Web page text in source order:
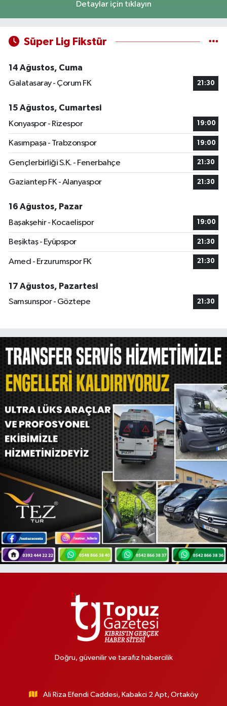
Detaylar için tıklayın
Süper Lig Fikstür
14 Ağustos, Cuma
Galatasaray - Çorum FK
21:30
15 Ağustos, Cumartesi
Konyaspor - Rizespor
19:00
Kasımpaşa - Trabzonspor 19:00
Gençlerbirliği S.K. - Fenerbahçe 21:30
Gaziantep FK - Alanyaspor 21:30
16 Ağustos, Pazar
Başakşehir - Kocaelispor
19:00
Beşiktaş - Eyüpspor 21:30
Amed - Erzurumspor FK 21:30
17 Ağustos, Pazartesi
Samsunspor - Göztepe
21:30
Doğru, güvenilir ve tarafız habercilik
Ali Riza Efendi Caddesi, Kabakci 2 Apt, Ortaköy